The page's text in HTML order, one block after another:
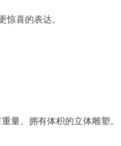
惊喜的表达。
量、拥有体积的立体雕塑。